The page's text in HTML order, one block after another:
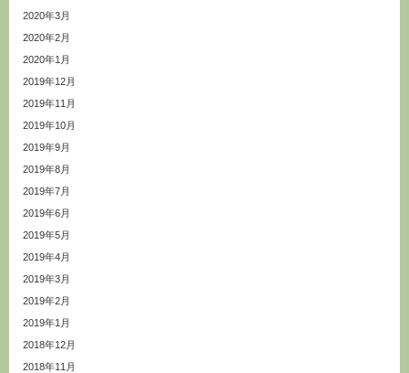
2020年3月
2020年2月
2020年1月
2019年12月
2019年11月
2019年10月
2019年9月
2019年8月
2019年7月
2019年6月
2019年5月
2019年4月
2019年3月
2019年2月
2019年1月
2018年12月
2018年11月